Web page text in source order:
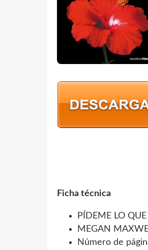
Ficha técnica
PÍDEME LO
MEGAN
Número de